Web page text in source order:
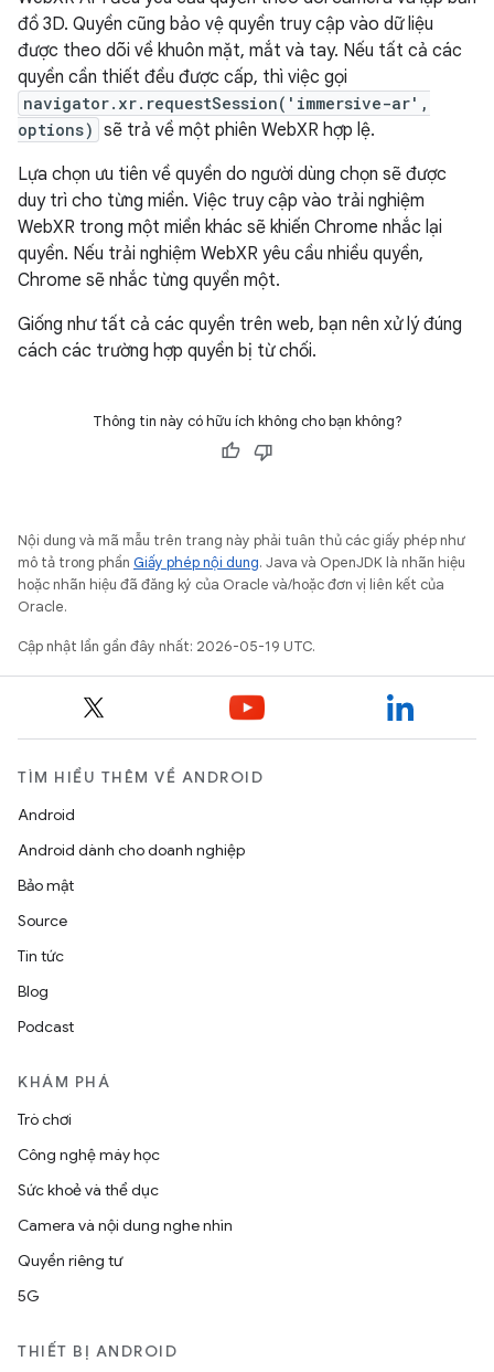
đồ 3D. Quyền cũng bảo vệ quyền truy cập vào dữ liệu
được theo dõi về khuôn mặt, mắt và tay. Nếu tất cả các
quyền cần thiết đều được cấp, thì việc gọi
navigator.xr.requestSession('immersive-ar',
options) sẽ trả về một phiên WebXR hợp lệ.
Lựa chọn ưu tiên về quyền do người dùng chọn sẽ được
duy trì cho từng miền. Việc truy cập vào trải nghiệm
WebXR trong một miền khác sẽ khiến Chrome nhắc lại
quyền. Nếu trải nghiệm WebXR yêu cầu nhiều quyền,
Chrome sẽ nhắc từng quyền một.
Giống như tất cả các quyền trên web, bạn nên xử lý đúng
cách các trường hợp quyền bị từ chối.
Thông tin này có hữu ích không cho bạn không?
Nội dung và mã mẫu trên trang này phải tuân thủ các giấy phép như
mô tả trong phần Giấy phép nội dung. Java và OpenJDK là nhãn hiệu
hoặc nhãn hiệu đã đăng ký của Oracle và/hoặc đơn vị liên kết của
Oracle.
Cập nhật lần gần đây nhất: 2026-05-19 UTC.
TÌM HIỂU THÊM VỀ ANDROID
Android
Android dành cho doanh nghiệp
Bảo mật
Source
Tin tức
Blog
Podcast
KHÁM PHÁ
Trò chơi
Công nghệ máy học
Sức khoẻ và thể dục
Camera và nội dung nghe nhìn
Quyền riêng tư
5G
THIẾT BỊ ANDROID